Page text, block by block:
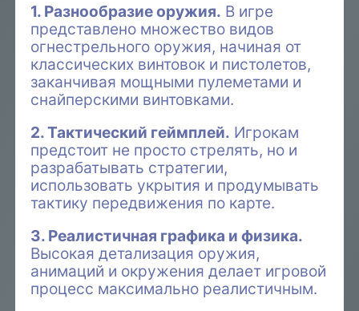
1. Разнообразие оружия. В игре
представлено множество видов
огнестрельного оружия, начиная от
классических винтовок и пистолетов,
заканчивая мощными пулеметами и
снайперскими винтовками.
2. Тактический геймплей. Игрокам
предстоит не просто стрелять, но и
разрабатывать стратегии,
использовать укрытия и продумывать
тактику передвижения по карте.
3. Реалистичная графика и физика.
Высокая детализация оружия,
анимаций и окружения делает игровой
процесс максимально реалистичным.